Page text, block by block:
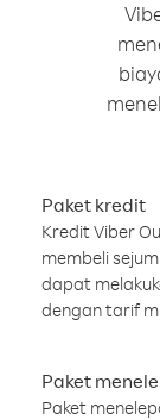
Paket kredit
Kredit Viber
membeli
dapat
dengan tarif
Paket
Paket